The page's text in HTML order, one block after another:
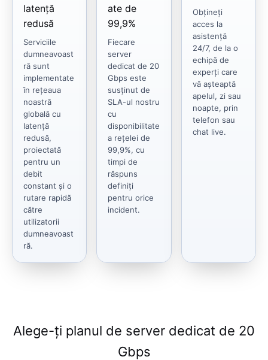
latență
redusă
Serviciile
dumneavoast
ră sunt
implementate
în rețeaua
noastră
globală cu
latență
redusă,
proiectată
pentru un
debit
constant și o
rutare rapidă
către
utilizatorii
dumneavoast
ră.
ate de
99,9%
Fiecare
server
dedicat de 20
Gbps este
susținut de
SLA-ul nostru
cu
disponibilitate
a rețelei de
99,9%, cu
timpi de
răspuns
definiți
pentru orice
incident.
Obțineți
acces la
asistență
24/7, de la o
echipă de
experți care
vă așteaptă
apelul, zi sau
noapte, prin
telefon sau
chat live.
Alege-ți planul de server dedicat de 20
Gbps